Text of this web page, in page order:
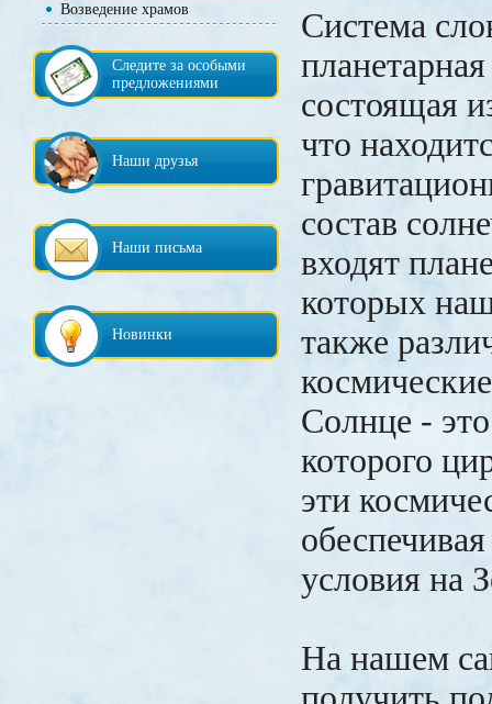
Возведение храмов
Следите за особыми
предложениями
Наши друзья
Наши письма
Новинки
Система
состоящая
что
состав
входят
которых
также
Солнце -
которого
эти
условия на
На нашем